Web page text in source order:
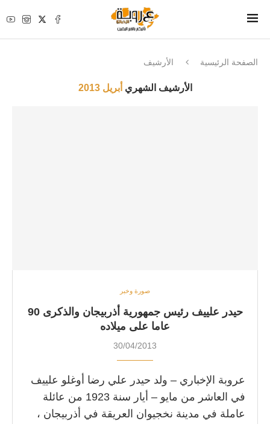
الصفحة الرئيسية الأرشيف
الأرشيف الشهري أبريل 2013
صورة وخبر
حيدر علييف رئيس جمهورية أذربيجان والذكرى 90
عاما على ميلاده
30/04/2013
عروبة الإخباري – ولد حيدر علي رضا أوغلو علييف
في العاشر من مايو – أيار سنة 1923 من عائلة
عاملة في مدينة نخجيوان العريقة في أذربيجان ،